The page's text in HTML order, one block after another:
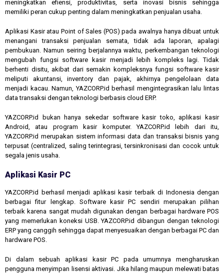
meningkatkan efiensi, produktivitas, serta inovasi bisnis sehingga
memiliki peran cukup penting dalam meningkatkan penjualan usaha.
Aplikasi Kasir atau Point of Sales (POS) pada awalnya hanya dibuat untuk
menangani transaksi penjualan semata, tidak ada laporan, apalagi
pembukuan. Namun seiring berjalannya waktu, perkembangan teknologi
mengubah fungsi software kasir menjadi lebih kompleks lagi. Tidak
berhenti disitu, akibat dari semakin kompleksnya fungsi software kasir
meliputi akuntansi, inventory dan pajak, akhirnya pengelolaan data
menjadi kacau. Namun, YAZCORP.id berhasil mengintegrasikan lalu lintas
data transaksi dengan teknologi berbasis cloud ERP.
YAZCORP.id bukan hanya sekedar software kasir toko, aplikasi kasir
Android, atau program kasir komputer. YAZCORP.id lebih dari itu,
YAZCORP.id merupakan sistem informasi data dan transaksi bisnis yang
terpusat (centralized, saling terintegrasi, tersinkronisasi dan cocok untuk
segala jenis usaha.
Aplikasi Kasir PC
YAZCORP.id berhasil menjadi aplikasi kasir terbaik di Indonesia dengan
berbagai fitur lengkap. Software kasir PC sendiri merupakan pilihan
terbaik karena sangat mudah digunakan dengan berbagai hardware POS
yang memerlukan koneksi USB. YAZCORP.id dibangun dengan teknologi
ERP yang canggih sehingga dapat menyesuaikan dengan berbagai PC dan
hardware POS.
Di dalam sebuah aplikasi kasir PC pada umumnya mengharuskan
pengguna menyimpan lisensi aktivasi. Jika hilang maupun melewati batas